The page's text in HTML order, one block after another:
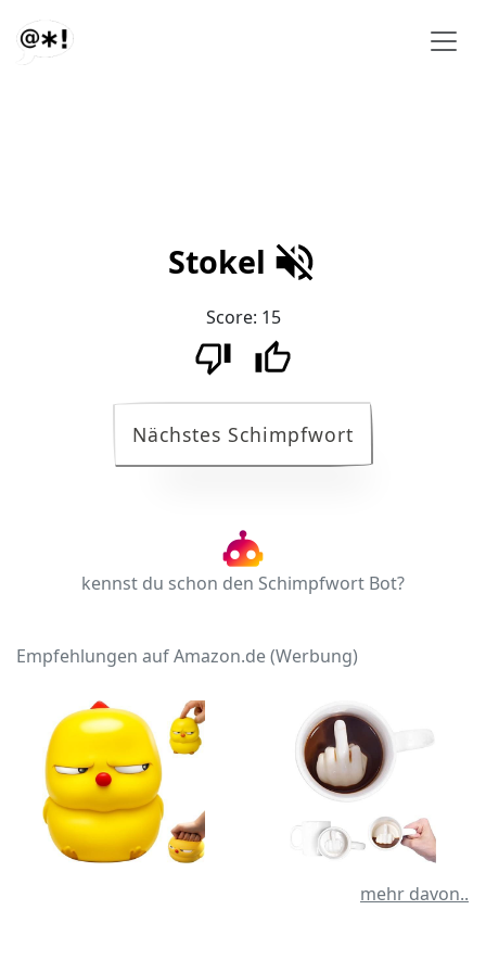
Stokel
Score: 15
Nächstes Schimpfwort
kennst du schon den Schimpfwort Bot?
Empfehlungen auf Amazon.de (Werbung)
mehr davon..